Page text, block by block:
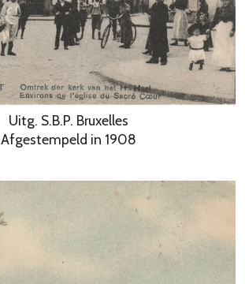
Uitg. S.B.P. Bruxelles
Afgestempeld in 1908